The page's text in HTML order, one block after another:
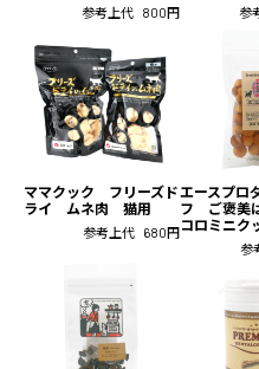
参考上代 800円 参
ママクック フリーズド
ライ ムネ肉 猫用
参考上代 680円
エースプロ
フ ご褒美
コロミニク
参